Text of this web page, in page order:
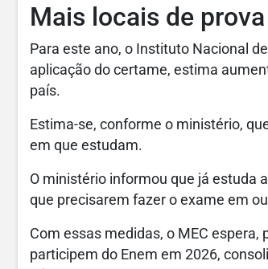
Mais locais de prova
Para este ano, o Instituto Nacional
aplicação do certame, estima
país.
Estima-se, conforme o ministério,
em que estudam.
O ministério informou que já estuda
que precisarem fazer o exame em
Com essas medidas, o MEC
participem do Enem em 2026,